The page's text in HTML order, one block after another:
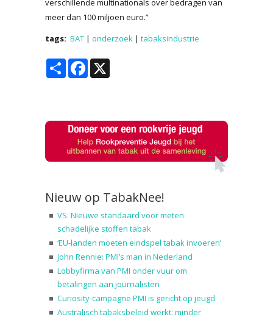
verschillende multinationals over bedragen van
meer dan 100 miljoen euro.”
tags: BAT | onderzoek | tabaksindustrie
Share Facebook
Nieuw op TabakNee!
VS: Nieuwe standaard voor meten
schadelijke stoffen tabak
‘EU-landen moeten eindspel tabak invoeren’
John Rennie: PMI’s man in Nederland
Lobbyfirma van PMI onder vuur om
betalingen aan journalisten
Curiosity-campagne PMI is gericht op jeugd
Australisch tabaksbeleid werkt: minder